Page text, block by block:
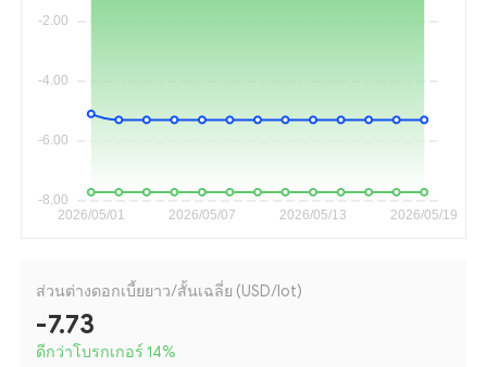
ส่วนต่างดอกเบี้ยยาว/สั้นเฉลี่ย (USD/lot)
-7.73
ดีกว่าโบรกเกอร์ 14%